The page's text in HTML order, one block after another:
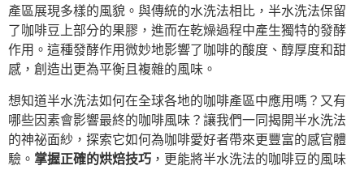
產區展現多樣的風貌。與傳統的水洗法相比，半水洗法保留
了咖啡豆上部分的果膠，進而在乾燥過程中產生獨特的發酵
作用。這種發酵作用微妙地影響了咖啡的酸度、醇厚度和甜
感，創造出更為平衡且複雜的風味。
想知道半水洗法如何在全球各地的咖啡產區中應用嗎？又有
哪些因素會影響最終的咖啡風味？讓我們一同揭開半水洗法
的神祕面紗，探索它如何為咖啡愛好者帶來更豐富的感官體
驗。 掌握正確的烘焙技巧 ，更能將半水洗法的咖啡豆的風味